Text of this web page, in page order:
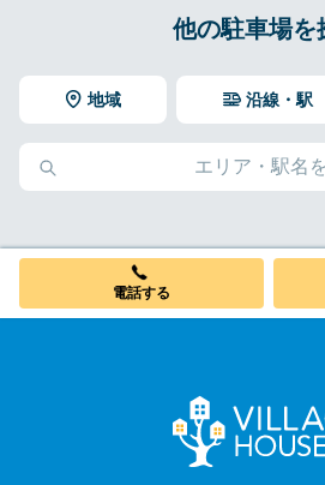
他の駐車場を
地域 沿線・駅
電話する